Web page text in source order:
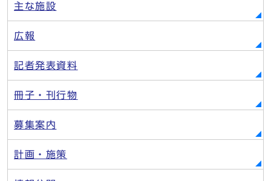
主な施設
広報
記者発表資料
冊子・刊行物
募集案内
計画・施策